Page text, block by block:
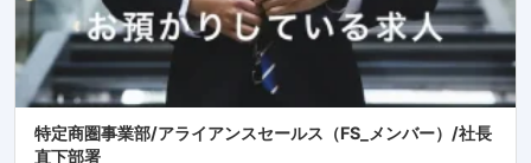
特定商圏事業部/アライアンスセールス（FS_メンバー）/社長
直下部署